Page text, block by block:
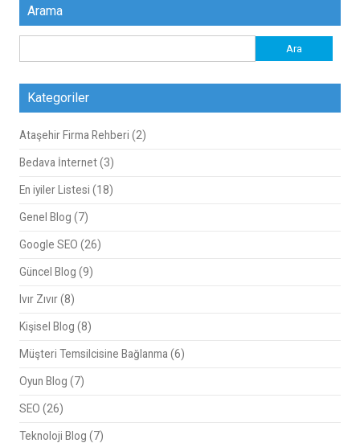
Arama
Kategoriler
Ataşehir Firma Rehberi (2)
Bedava İnternet(3)
En iyiler Listesi (18)
Genel Blog (7)
Google SEO (26)
Güncel Blog (9)
Ivır Zıvır(8)
Kişisel Blog (8)
Müşteri Temsilcisine Bağlanma (6)
Oyun Blog (7)
SEO (26)
Teknoloji Blog (7)